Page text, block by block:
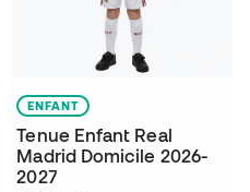
ENFANT
Tenue Enfant Real
Madrid Domicile 2026-
2027